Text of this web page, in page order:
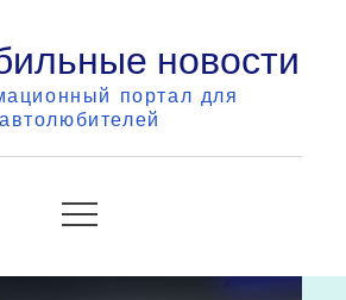
новости
портал для
автолюбителей